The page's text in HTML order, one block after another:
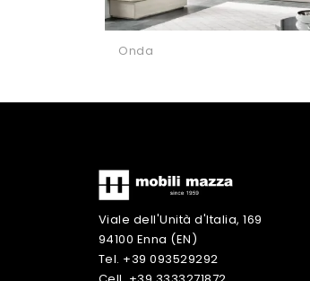
Onda
Viale dell'Unità d'Italia, 169
94100 Enna (EN)
Tel. +39 093529292